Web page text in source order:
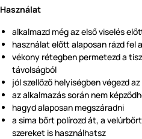
Használat
alkalmazd még az első viselés
használat előtt alaposan rázd fel
vékony rétegben permetezd a
távolságból
jól szellőző helyiségben végezd
az alkalmazás során nem
hagyd alaposan megszáradni
a sima bőrt polírozd át, a
szereket is használhatsz